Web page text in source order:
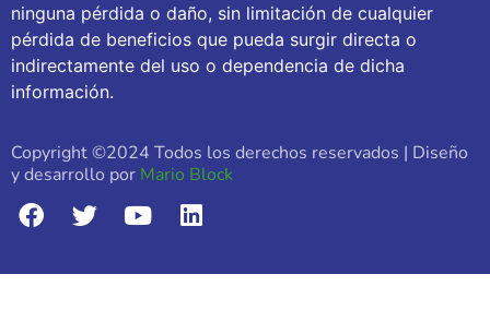
ninguna pérdida o daño, sin limitación de cualquier
pérdida de beneficios que pueda surgir directa o
indirectamente del uso o dependencia de dicha
información.
Copyright ©2024 Todos los derechos reservados | Diseño
y desarrollo por Mario Block